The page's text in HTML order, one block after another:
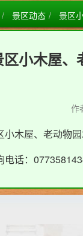
景区动态 景区
区小木屋、
作
小木屋、老动物
电话：